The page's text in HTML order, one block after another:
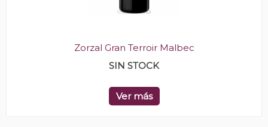
Zorzal Gran Terroir Malbec
SIN STOCK
Ver más